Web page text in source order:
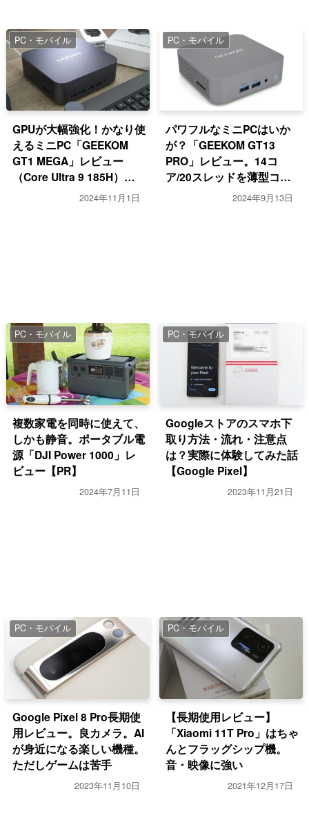
PC・モバイル
GPUが大幅強化！かなり使
えるミニPC「GEEKOM
GT1 MEGA」レビュー
（Core Ultra 9 185H）
2024年11月1日
PC・モバイル
パワフルなミニPCはいか
が？「GEEKOM GT13
PRO」レビュー。14コ
ア/20スレッドを薄型コン
パクトに【PR】2024年9月13日
PC・モバイル
複数家電を同時に使えて、
しかも静音。ポータブル電
源「DJI Power 1000」レ
ビュー【PR】
2024年7月11日
PC・モバイル
Googleストアのスマホ下
取り方法・流れ・注意点
は？実際に体験してみた話
【Google Pixel】
2023年11月21日
PC・モバイル
Google Pixel 8 Pro長期使
用レビュー。良カメラ。AI
が身近になる楽しい機種。
ただしゲームは苦手
2023年11月10日
PC・モバイル
【長期使用レビュー】
「Xiaomi 11T Pro」はちゃ
んとフラッグシップ機。
音・映像に強い
2021年12月17日